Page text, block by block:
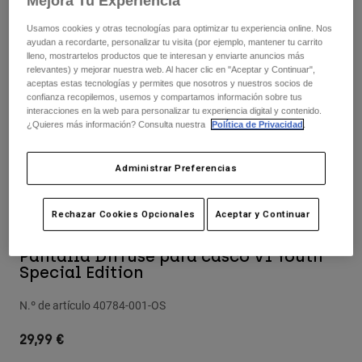
Pantalones largos
Pantalones cortos
Chaquetas y chalecos
Guantes
Gafas de protección
Calcetines
Accesorios
Guantes
Chaquetas
Gafas de protección
Calcetines
Mochilas y accesorios
Camisas
Ver todo
Mujer
Camisetas y tops
Chaquetas
Pantalones
Camisas
Ver todo
Niños
Gafas de Protección
Calcetines
Ver todo
Moto
Camisetas
Botas
Gafas de Protección
Pantalla Diffuse para casco V1 Youth
Special Edition
N.º de artículo40784-001-OS
29,99 €
Usamos cookies y otras tecnologías para optimizar tu experiencia online. Nos
ayudan a recordarte, personalizar tu visita (por ejemplo, mantener tu carrito
lleno, mostrartelos productos que te interesan y enviarte anuncios más
relevantes) y mejorar nuestra web. Al hacer clic en "Aceptar y Continuar",
aceptas estas tecnologías y permites que nosotros y nuestros socios de
confianza recopilemos, usemos y compartamos información sobre tus
interacciones en la web para personalizar tu experiencia digital y contenido.
¿Quieres más información? Consulta nuestra
Política de Privacidad
Administrar Preferencias
Rechazar Cookies Opcionales Aceptar y Continuar